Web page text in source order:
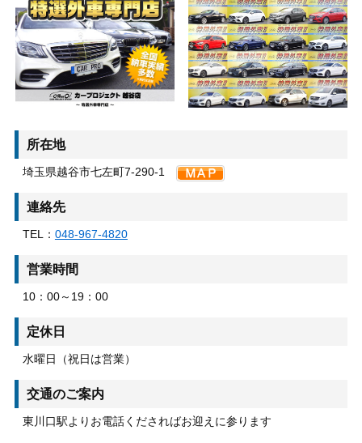
所在地
埼玉県越谷市七左町7-290-1
連絡先
TEL： 048-967-4820
営業時間
10：00～19：00
定休日
水曜日（祝日は営業）
交通のご案内
東川口駅よりお電話くださればお迎えに参ります